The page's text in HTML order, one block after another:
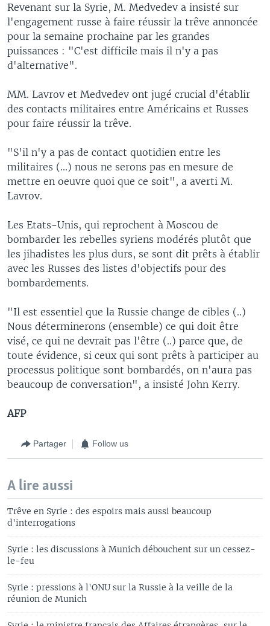
Revenant sur la Syrie, M. Medvedev a insisté sur
l'engagement russe à faire réussir la trêve annoncée
pour la semaine prochaine par les grandes
puissances : "C'est difficile mais il n'y a pas
d'alternative".
MM. Lavrov et Medvedev ont jugé crucial d'établir
des contacts militaires entre Américains et Russes
pour faire réussir la trêve.
"S'il n'y a pas de contact quotidien entre les
militaires (...) nous ne serons pas en mesure de
mettre en oeuvre quoi que ce soit", a averti M.
Lavrov.
Les Etats-Unis, qui reprochent à Moscou de
bombarder les rebelles syriens modérés plutôt que
les jihadistes les plus durs, se sont dit prêts à établir
avec les Russes des listes d'objectifs pour des
bombardements.
"Il est essentiel que la Russie change de cibles (..)
Nous déterminerons (ensemble) ce qui doit être
visé, ce qui ne devrait pas l'être (..) parce que, de
toute évidence, si ceux qui sont prêts à participer au
processus politique sont bombardés, on n'aura pas
beaucoup de conversation", a insisté John Kerry.
AFP
Partager Follow us
A lire aussi
Trêve en Syrie : des espoirs mais aussi beaucoup
d'interrogations
Syrie : les discussions à Munich débouchent sur un cessez-
le-feu
Syrie : pressions à l'ONU sur la Russie à la veille de la
réunion de Munich